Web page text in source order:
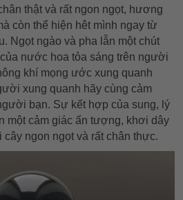
thật và rất ngon ngọt, hương
còn thể hiện hêt mình ngay từ
Ngọt ngào và pha lẫn một chút
nước hoa tỏa sáng trên người
khí mọng ước xung quanh
xung quanh hãy cùng cảm
bạn. Sự kết hợp của sung, lý
một cảm giác ấn tượng, khơi dây
cây ngon ngọt và rất chân thực.